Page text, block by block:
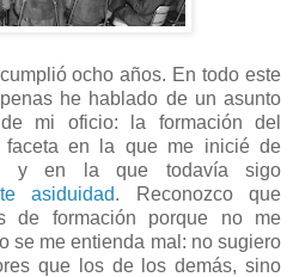
ocho años. En todo este
he hablado de un asunto
mi oficio: la formación del
faceta en la que me inicié de
y en la que todavía sigo
asiduidad. Reconozco que
de formación porque no me
se me entienda mal: no sugiero
que los de los demás, sino